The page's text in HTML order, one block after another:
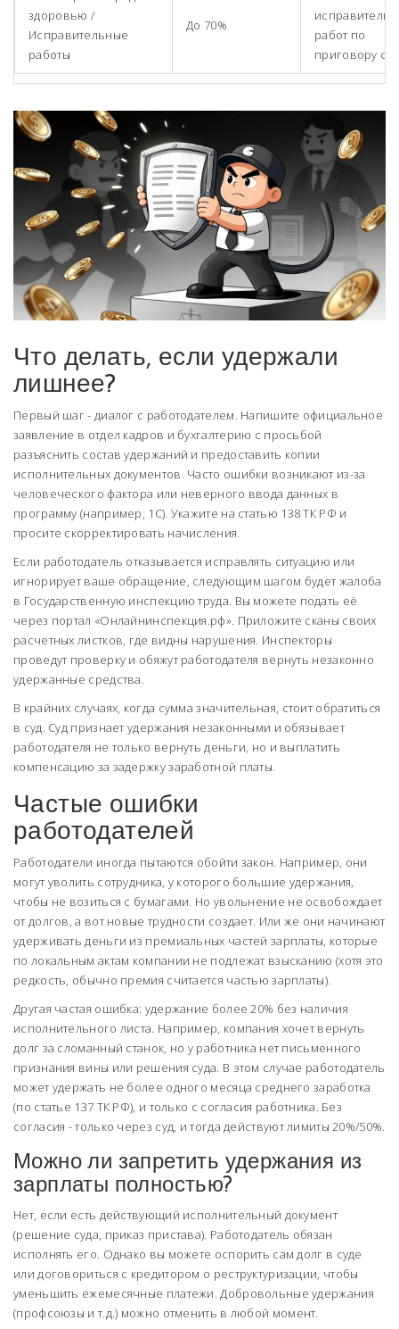
здоровью /
Исправительные
работы
До 70%
работ по
приговору
Что делать, если удержали
лишнее?
Первый шаг - диалог с работодателем. Напишите официальное
заявление в отдел кадров и бухгалтерию с просьбой
разъяснить состав удержаний и предоставить копии
исполнительных документов. Часто ошибки возникают из-за
человеческого фактора или неверного ввода данных в
программу (например, 1С). Укажите на статью 138 ТК РФ и
просите скорректировать начисления.
Если работодатель отказывается исправлять ситуацию или
игнорирует ваше обращение, следующим шагом будет жалоба
в Государственную инспекцию труда. Вы можете подать её
через портал «Онлайнинспекция.рф». Приложите сканы своих
расчетных листков, где видны нарушения. Инспекторы
проведут проверку и обяжут работодателя вернуть незаконно
удержанные средства.
В крайних случаях, когда сумма значительная, стоит обратиться
в суд. Суд признает удержания незаконными и обязывает
работодателя не только вернуть деньги, но и выплатить
компенсацию за задержку заработной платы.
Частые ошибки
работодателей
Работодатели иногда пытаются обойти закон. Например, они
могут уволить сотрудника, у которого большие удержания,
чтобы не возиться с бумагами. Но увольнение не освобождает
от долгов, а вот новые трудности создает. Или же они начинают
удерживать деньги из премиальных частей зарплаты, которые
по локальным актам компании не подлежат взысканию (хотя это
редкость, обычно премия считается частью зарплаты).
Другая частая ошибка: удержание более 20% без наличия
исполнительного листа. Например, компания хочет вернуть
долг за сломанный станок, но у работника нет письменного
признания вины или решения суда. В этом случае работодатель
может удержать не более одного месяца среднего заработка
(по статье 137 ТК РФ), и только с согласия работника. Без
согласия - только через суд, и тогда действуют лимиты 20%/50%.
Можно ли запретить удержания из
зарплаты полностью?
Нет, если есть действующий исполнительный документ
(решение суда, приказ пристава). Работодатель обязан
исполнять его. Однако вы можете оспорить сам долг в суде
или договориться с кредитором о реструктуризации, чтобы
уменьшить ежемесячные платежи. Добровольные удержания
(профсоюзы и т.д.) можно отменить в любой момент.